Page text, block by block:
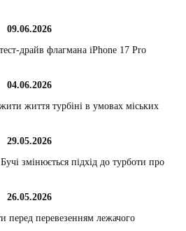
09.06.2026
драйв флагмана iPhone 17 Pro
04.06.2026
життя турбіні в умовах міських
29.05.2026
змінюється підхід до турботи про
26.05.2026
перед перевезенням лежачого